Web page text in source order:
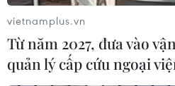
vietnamplus.vn
Từ năm 2027, đưa vào
quản lý cấp cứu ngoại